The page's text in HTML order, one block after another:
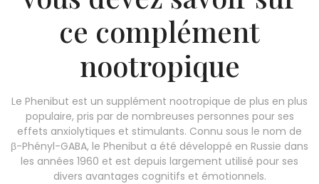
ce complément
nootropique
Le Phenibut est un supplément nootropique de plus en plus
populaire, pris par de nombreuses personnes pour ses
effets anxiolytiques et stimulants. Connu sous le nom de
β-Phényl-GABA, le Phenibut a été développé en Russie dans
les années 1960 et est depuis largement utilisé pour ses
divers avantages cognitifs et émotionnels.